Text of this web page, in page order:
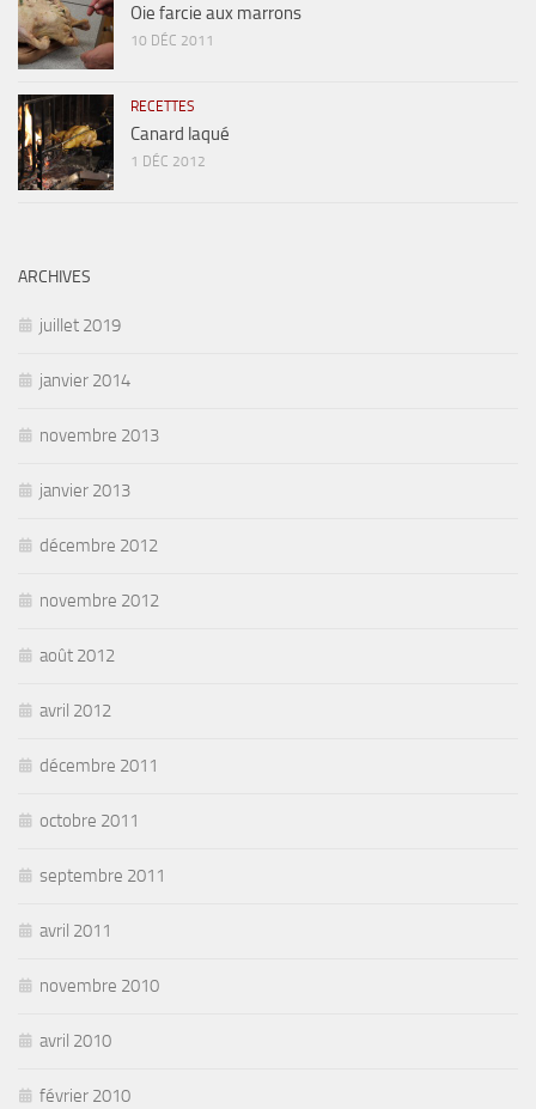
Oie farcie aux marrons
10 DÉC 2011
RECETTES
Canard laqué
1 DÉC 2012
ARCHIVES
juillet 2019
janvier 2014
novembre 2013
janvier 2013
décembre 2012
novembre 2012
août 2012
avril 2012
décembre 2011
octobre 2011
septembre 2011
avril 2011
novembre 2010
avril 2010
février 2010